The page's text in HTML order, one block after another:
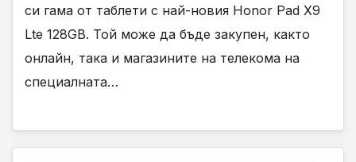
си гама от таблети с най-новия Honor Pad X9
Lte 128GB. Той може да бъде закупен, както
онлайн, така и магазините на телекома на
специалната…